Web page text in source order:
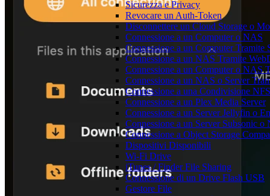
Sicurezza e Privacy
Revocare un Auth-Token
Disconnettere un Cloud Storage o
Connessione a un Computer o NAS
Connessione a un Computer Tramite
Connessione a un NAS Tramite
Connessione a un Computer o NAS
Connessione a un NAS o Server
Connessione a una Condivisione NFS
Connessione a un Plex Media Server
Connessione a un Server Jellyfin o
Connessione a un Server Subsonic o
Connessione a Object Storage
Dispositivi Disponibili
Wi-Fi Drive
iTunes / Finder File Sharing
Connessione di un Drive Flash USB
Gestore File